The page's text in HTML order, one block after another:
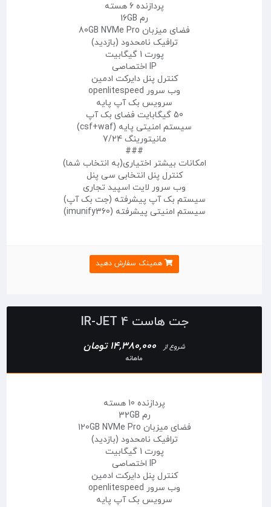
پردازنده 6 هسته
رم 16GB
فضای میزبان 80GB NVMe Pro
ترافیک نامحدود (بازدید)
پورت 1 گیگابیت
IP اختصاصی
کنترل پنل دایرکت ادمین
وب سرور openlitespeed
سرویس بک آپ پایه
50 گیگابایت فضای بک آپ
سیستم امنیتی پایه (csf+waf)
مانیتورینگ 7/24
###
امکانات بیشتر اختیاری(به انتخاب شما)
کنترل پنل انتخابی سی پنل
وب سرور لایت اسپید تجاری
سیستم بک آپ پیشرفته (جت بک آپ)
سیستم امنیتی پیشرفته (imunify360)
همینک سفارش دهید
جت هاست IR-JET 4
شروع از 14,380,000 تومان
ماهانه
پردازنده 10 هسته
رم 32GB
فضای میزبان 120GB NVMe Pro
ترافیک نامحدود (بازدید)
پورت 1 گیگابیت
IP اختصاصی
کنترل پنل دایرکت ادمین
وب سرور openlitespeed
سرویس بک آپ پایه